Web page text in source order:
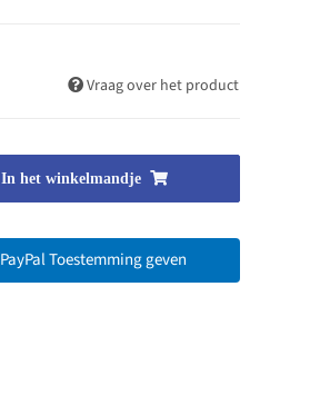
Vraag over het product
In het winkelmandje
Toestemming geven